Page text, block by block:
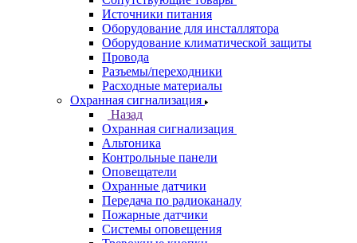
Источники питания
Оборудование для инсталлятора
Оборудование климатической защиты
Провода
Разъемы/переходники
Расходные материалы
Охранная сигнализация
Назад
Охранная сигнализация
Альтоника
Контрольные панели
Оповещатели
Охранные датчики
Передача по радиоканалу
Пожарные датчики
Системы оповещения